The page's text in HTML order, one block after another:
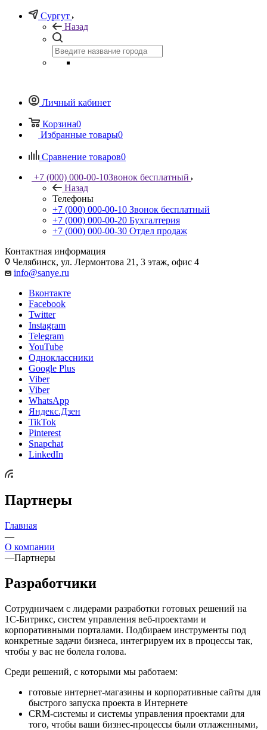
Сургут
Назад
Личный кабинет
Корзина0
Избранные товары0
Сравнение товаров0
+7 (000) 000-00-10Звонок бесплатный
Назад
Телефоны
+7 (000) 000-00-10 Звонок бесплатный
+7 (000) 000-00-20 Бухгалтерия
+7 (000) 000-00-30 Отдел продаж
Контактная информация
Челябинск, ул. Лермонтова 21, 3 этаж, офис 4
info@sanye.ru
Вконтакте
Facebook
Twitter
Instagram
Telegram
YouTube
Одноклассники
Google Plus
Viber
Viber
WhatsApp
Яндекс.Дзен
TikTok
Pinterest
Snapchat
LinkedIn
Партнеры
Главная
—
О компании
—Партнеры
Разработчики
Сотрудничаем с лидерами разработки готовых решений на
1С-Битрикс, систем управления веб-проектами и
корпоративными порталами. Подбираем инструменты под
конкретные задачи бизнеса, интегрируем их в процессы так,
чтобы у вас не болела голова.
Среди решений, с которыми мы работаем:
готовые интернет-магазины и корпоративные сайты для
быстрого запуска проекта в Интернете
CRM-системы и системы управления проектами для
того, чтобы ваши бизнес-процессы были отлаженными,